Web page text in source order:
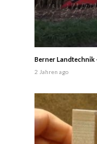
Berner Landtechnik
2 Jahren ago